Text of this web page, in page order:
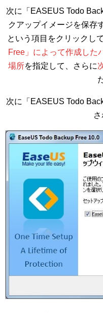
次に「EASEUS Todo
クアップイメージを保存
という項目をクリックし
Free」によって作成した
場所を指定して、さらに
次に「EASEUS Todo
さ